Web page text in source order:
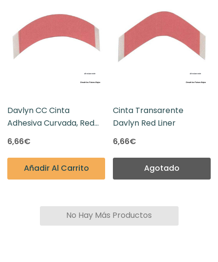
Davlyn CC Cinta
Adhesiva Curvada, Red
Liner Transparente 36
Unidades
6,66€
Añadir Al Carrito
Cinta Transarente
Davlyn Red Liner
6,66€
Agotado
No Hay Más Productos